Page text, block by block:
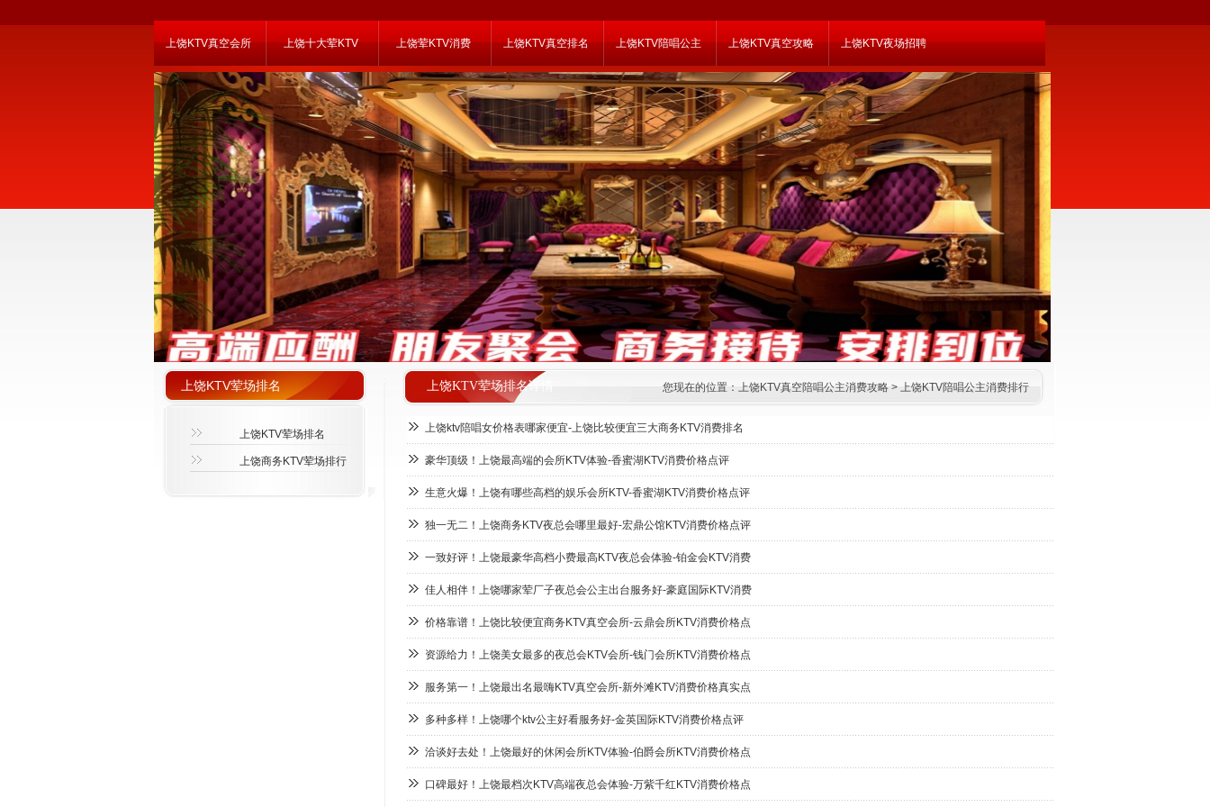
上饶KTV真空会所 上饶十大荤KTV 上饶荤KTV消费 上饶KTV真空排名 上饶KTV陪唱公主 上饶KTV真空攻略 上饶KTV夜场招聘
上饶KTV荤场排名详情 您现在的位置： 上饶KTV真空陪唱公主消费攻略 > 上饶KTV陪唱公主消费排行
上饶KTV荤场排名
上饶KTV荤场排名
上饶商务KTV荤场排行
上饶ktv陪唱女价格表哪家便宜-上饶比较便宜三大商务KTV消费排名
豪华顶级！上饶最高端的会所KTV体验-香蜜湖KTV消费价格点评
生意火爆！上饶有哪些高档的娱乐会所KTV-香蜜湖KTV消费价格点评
独一无二！上饶商务KTV夜总会哪里最好-宏鼎公馆KTV消费价格点评
一致好评！上饶最豪华高档小费最高KTV夜总会体验-铂金会KTV消费
佳人相伴！上饶哪家荤厂子夜总会公主出台服务好-豪庭国际KTV消费
价格靠谱！上饶比较便宜商务KTV真空会所-云鼎会所KTV消费价格点
资源给力！上饶美女最多的夜总会KTV会所-钱门会所KTV消费价格点
服务第一！上饶最出名最嗨KTV真空会所-新外滩KTV消费价格真实点
多种多样！上饶哪个ktv公主好看服务好-金英国际KTV消费价格点评
洽谈好去处！上饶最好的休闲会所KTV体验-伯爵会所KTV消费价格点
口碑最好！上饶最档次KTV高端夜总会体验-万紫千红KTV消费价格点